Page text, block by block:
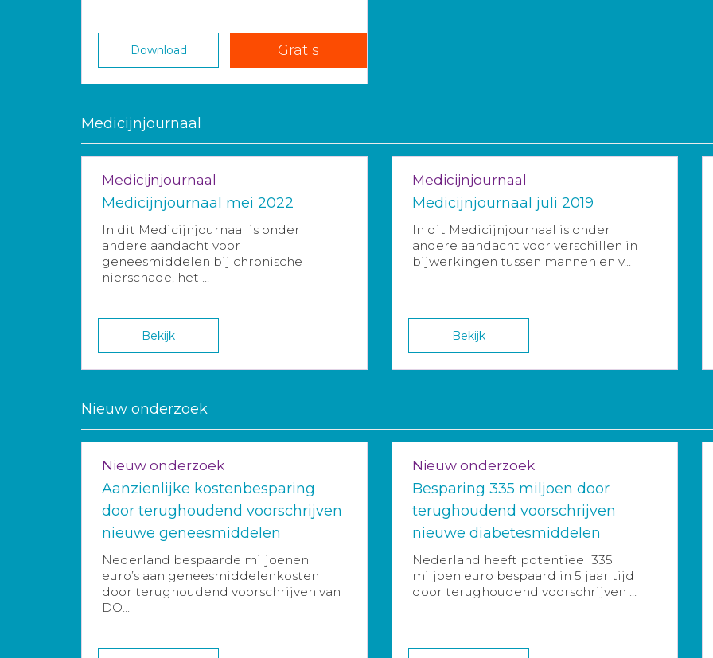
Download Gratis
Medicijnjournaal
Medicijnjournaal
Medicijnjournaal mei 2022
In dit Medicijnjournaal is onder
andere aandacht voor
geneesmiddelen bij chronische
nierschade, het ...
Bekijk
Medicijnjournaal
Medicijnjournaal juli 2019
In dit Medicijnjournaal is onder
andere aandacht voor verschillen in
bijwerkingen tussen mannen en v...
Bekijk
Nieuw onderzoek
Nieuw onderzoek
Aanzienlijke kostenbesparing
door terughoudend voorschrijven
nieuwe geneesmiddelen
Nederland bespaarde miljoenen
euro’s aan geneesmiddelenkosten
door terughoudend voorschrijven van
DO...
Nieuw onderzoek
Besparing 335 miljoen door
terughoudend voorschrijven
nieuwe diabetesmiddelen
Nederland heeft potentieel 335
miljoen euro bespaard in 5 jaar tijd
door terughoudend voorschrijven ...